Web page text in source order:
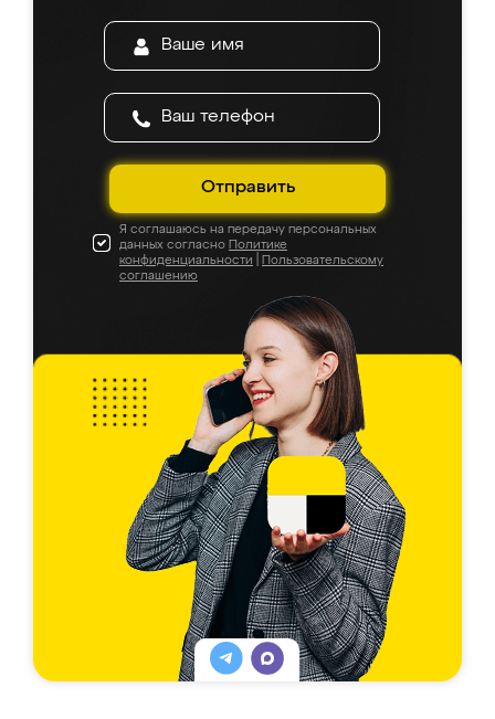
Отправить
Я соглашаюсь на передачу персональных
данных согласно Политике
конфиденциальности
Пользовательскому
соглашению